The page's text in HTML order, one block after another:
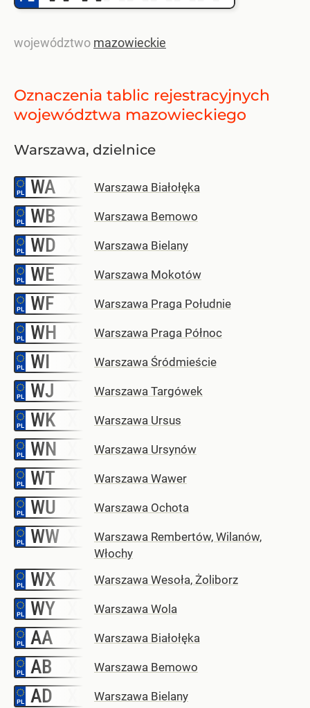
województwo mazowieckie
Oznaczenia tablic rejestracyjnych
województwa mazowieckiego
Warszawa, dzielnice
WA Warszawa Białołęka
WB Warszawa Bemowo
WD Warszawa Bielany
WE Warszawa Mokotów
WF Warszawa Praga Południe
WH Warszawa Praga Północ
WI Warszawa Śródmieście
WJ Warszawa Targówek
WK Warszawa Ursus
WN Warszawa Ursynów
WT Warszawa Wawer
WU Warszawa Ochota
WW
Warszawa Rembertów, Wilanów,
Włochy
WX Warszawa Wesoła, Żoliborz
WY Warszawa Wola
AA Warszawa Białołęka
AB Warszawa Bemowo
AD Warszawa Bielany